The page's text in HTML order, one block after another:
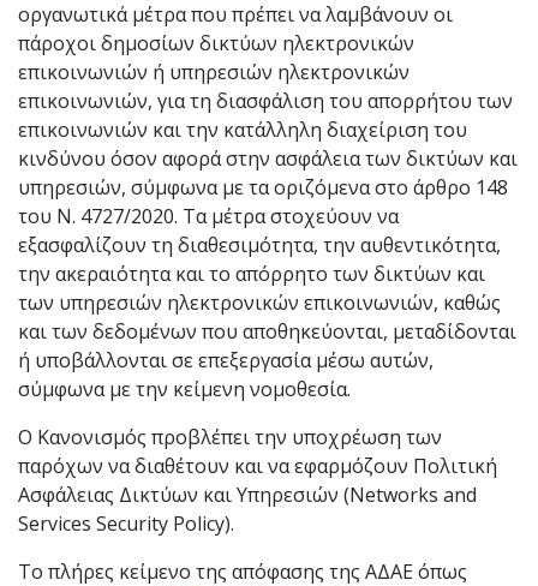
οργανωτικά μέτρα που πρέπει να λαμβάνουν οι
πάροχοι δημοσίων δικτύων ηλεκτρονικών
επικοινωνιών ή υπηρεσιών ηλεκτρονικών
επικοινωνιών, για τη διασφάλιση του απορρήτου των
επικοινωνιών και την κατάλληλη διαχείριση του
κινδύνου όσον αφορά στην ασφάλεια των δικτύων και
υπηρεσιών, σύμφωνα με τα οριζόμενα στο άρθρο 148
του Ν. 4727/2020. Τα μέτρα στοχεύουν να
εξασφαλίζουν τη διαθεσιμότητα, την αυθεντικότητα,
την ακεραιότητα και το απόρρητο των δικτύων και
των υπηρεσιών ηλεκτρονικών επικοινωνιών, καθώς
και των δεδομένων που αποθηκεύονται, μεταδίδονται
ή υποβάλλονται σε επεξεργασία μέσω αυτών,
σύμφωνα με την κείμενη νομοθεσία.
Ο Κανονισμός προβλέπει την υποχρέωση των
παρόχων να διαθέτουν και να εφαρμόζουν Πολιτική
Ασφάλειας Δικτύων και Υπηρεσιών (Networks and
Services Security Policy).
Το πλήρες κείμενο της απόφασης της ΑΔΑΕ όπως